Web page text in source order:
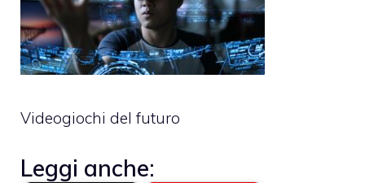
Videogiochi del futuro
Leggi anche: